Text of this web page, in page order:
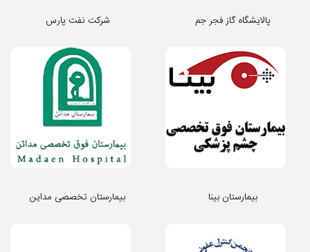
شرکت نفت پارس پالایشگاه گاز فجر جم
بیمارستان تخصصی مداین بیمارستان بینا